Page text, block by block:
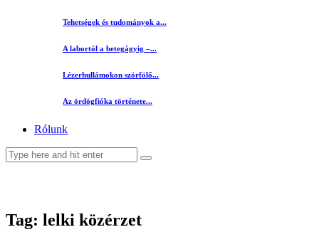
Tehetségek és tudományok a...
A labortól a betegágyig –...
Lézerhullámokon szörfölő...
Az ördögfióka története...
Rólunk
Tag: lelki közérzet